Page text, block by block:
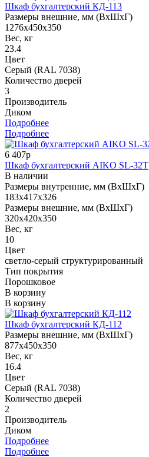
Шкаф бухгалтерский КД-113
Размеры внешние, мм (ВхШхГ)
1276x450x350
Вес, кг
23.4
Цвет
Серый (RAL 7038)
Количество дверей
3
Производитель
Диком
Подробнее
Подробнее
6 407р
Шкаф бухгалтерский AIKO SL-32Т
В наличии
Размеры внутренние, мм (ВхШхГ)
183x417x326
Размеры внешние, мм (ВхШхГ)
320x420x350
Вес, кг
10
Цвет
светло-серый структурированный
Тип покрытия
Порошковое
В корзину
В корзину
Шкаф бухгалтерский КД-112
Размеры внешние, мм (ВхШхГ)
877x450x350
Вес, кг
16.4
Цвет
Серый (RAL 7038)
Количество дверей
2
Производитель
Диком
Подробнее
Подробнее